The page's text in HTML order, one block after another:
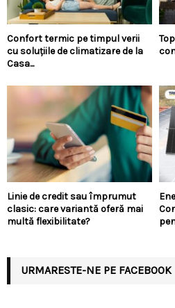
Confort termic pe timpul verii
cu soluțiile de climatizare de la
Casa...
Linie de credit sau împrumut
clasic: care variantă oferă mai
multă flexibilitate?
URMARESTE-NE PE FACEBOOK